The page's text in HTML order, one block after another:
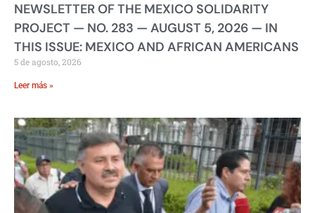
NEWSLETTER OF THE MEXICO SOLIDARITY
PROJECT — NO. 283 — AUGUST 5, 2026 — IN
THIS ISSUE: MEXICO AND AFRICAN AMERICANS
5 de agosto, 2026
Leer más »